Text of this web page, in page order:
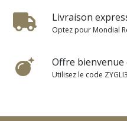
Livraison
Optez pour Mondial
Offre bienvenue
Utilisez le code ZYGLI3